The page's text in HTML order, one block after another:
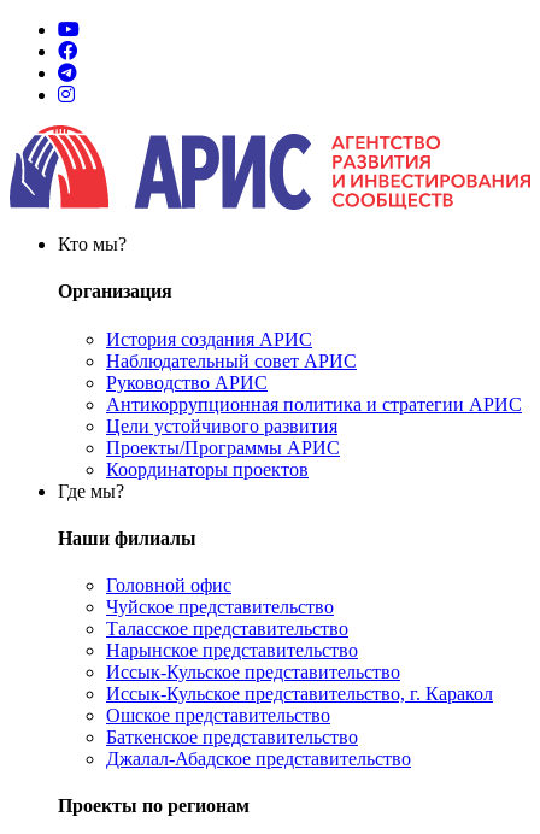
Кто мы?
Организация
История создания АРИС
Наблюдательный совет АРИС
Руководство АРИС
Антикоррупционная политика и стратегии АРИС
Цели устойчивого развития
Проекты/Программы АРИС
Координаторы проектов
Где мы?
Наши филиалы
Головной офис
Чуйское представительство
Таласское представительство
Нарынское представительство
Иссык-Кульское представительство
Иссык-Кульское представительство, г. Каракол
Ошское представительство
Баткенское представительство
Джалал-Абадское представительство
Проекты по регионам